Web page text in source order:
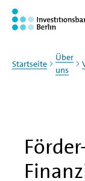
Zum
Startseite
Über
uns